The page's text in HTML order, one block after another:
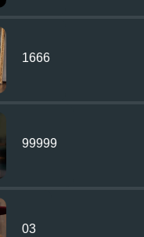
1666
99999
03